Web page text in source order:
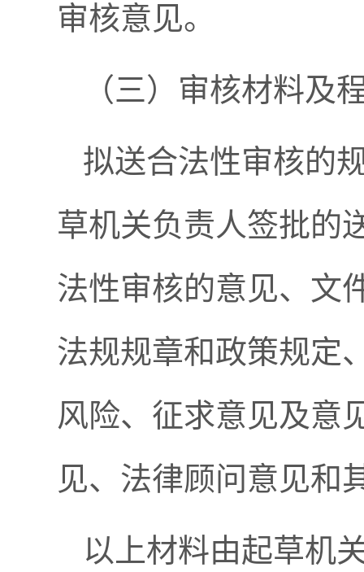
审核意见。
（三）审核材料及
拟送合法性审核的
草机关负责人签批的
法性审核的意见、文
法规规章和政策规定
风险、征求意见及意
见、法律顾问意见和
以上材料由起草机